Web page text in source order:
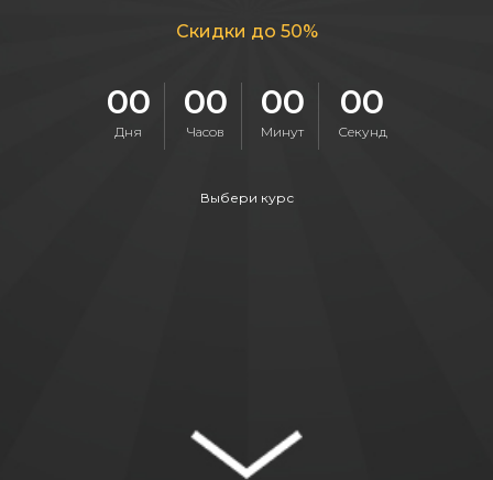
Скидки до 50%
00
Дня
00
Часов
00
Минут
00
Секунд
Выбери курс